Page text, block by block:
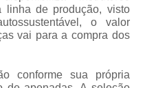
linha de produção, visto
o valor
vai para a compra dos
conforme sua própria